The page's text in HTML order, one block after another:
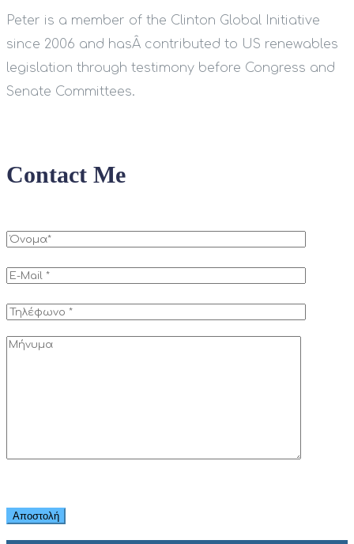
Peter is a member of the Clinton Global Initiative
since 2006 and hasÂ contributed to US renewables
legislation through testimony before Congress and
Senate Committees.
Contact Me